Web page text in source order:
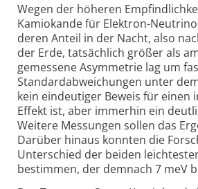
Wegen der höheren
Kamiokande für Elektron-
deren Anteil in der Nacht, also
der Erde, tatsächlich größer als
gemessene Asymmetrie lag um
Standardabweichungen unter
kein eindeutiger Beweis für einen
Effekt ist, aber immerhin ein
Weitere Messungen sollen das
Darüber hinaus konnten die
Unterschied der beiden
bestimmen, der demnach 7 meV